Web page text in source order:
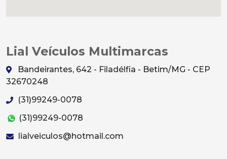
Lial Veículos Multimarcas
Bandeirantes, 642 - Filadélfia - Betim/MG - CEP
32670248
(31)99249-0078
(31)99249-0078
lialveiculos@hotmail.com